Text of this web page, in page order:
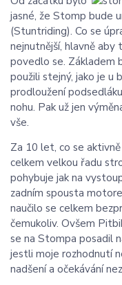
jasné, že Stomp bude
(Stuntriding). Co se
nejnutnější, hlavně
povedlo se. Základem
použili stejný, jako je u
prodloužení
nohu. Pak už jen
vše.
Za 10 let, co se
celkem velkou řadu
pohybuje jak na
zadním spousta
naučilo se celkem
čemukoliv. Ovšem
se na Stompa posadil
jestli moje rozhodnutí
nadšení a očekávání